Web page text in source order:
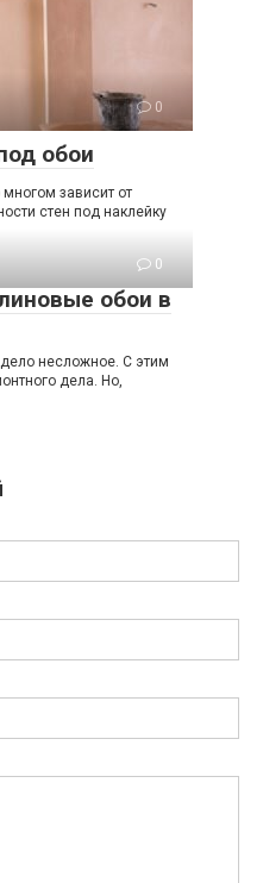
0
обои
многом зависит от
стен под наклейку
0
обои в
несложное. С этим
дела. Но,